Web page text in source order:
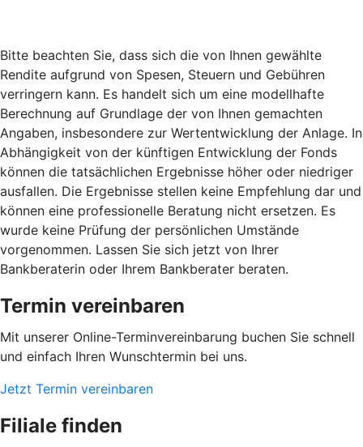
Bitte beachten Sie, dass sich die von Ihnen gewählte
Rendite aufgrund von Spesen, Steuern und Gebühren
verringern kann. Es handelt sich um eine modellhafte
Berechnung auf Grundlage der von Ihnen gemachten
Angaben, insbesondere zur Wertentwicklung der Anlage. In
Abhängigkeit von der künftigen Entwicklung der Fonds
können die tatsächlichen Ergebnisse höher oder niedriger
ausfallen. Die Ergebnisse stellen keine Empfehlung dar und
können eine professionelle Beratung nicht ersetzen. Es
wurde keine Prüfung der persönlichen Umstände
vorgenommen. Lassen Sie sich jetzt von Ihrer
Bankberaterin oder Ihrem Bankberater beraten.
Termin vereinbaren
Mit unserer Online-Terminvereinbarung buchen Sie schnell
und einfach Ihren Wunschtermin bei uns.
Jetzt Termin vereinbaren
Filiale finden